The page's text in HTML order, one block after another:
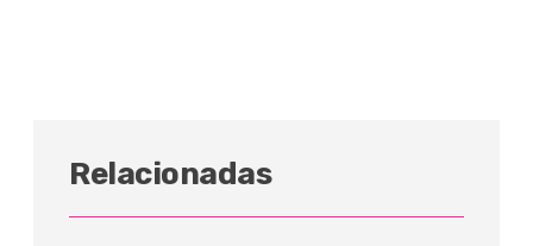
Relacionadas